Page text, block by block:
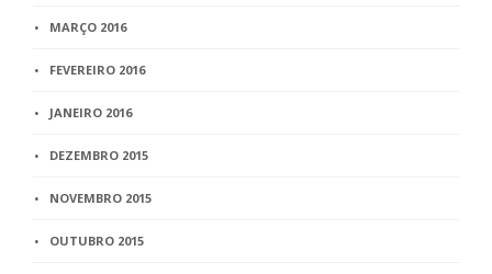
MARÇO 2016
FEVEREIRO 2016
JANEIRO 2016
DEZEMBRO 2015
NOVEMBRO 2015
OUTUBRO 2015